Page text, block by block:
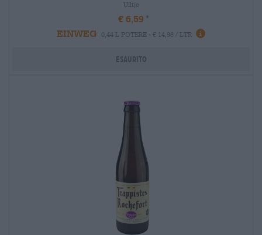
Uiltje
€ 6,59
EINWEG
0,44 L POTERE - € 14,98 / LTR
Esaurito